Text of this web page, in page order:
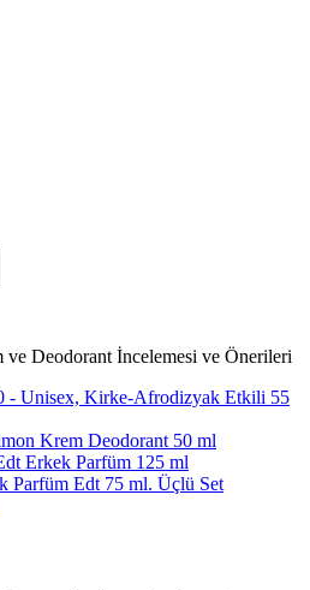
Deodorant İncelemesi ve Önerileri
Unisex, Kirke-Afrodizyak Etkili 55
Krem Deodorant 50 ml
Erkek Parfüm 125 ml
Parfüm Edt 75 ml. Üçlü Set